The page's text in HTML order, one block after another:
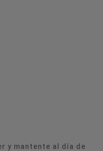
y mantente al día de